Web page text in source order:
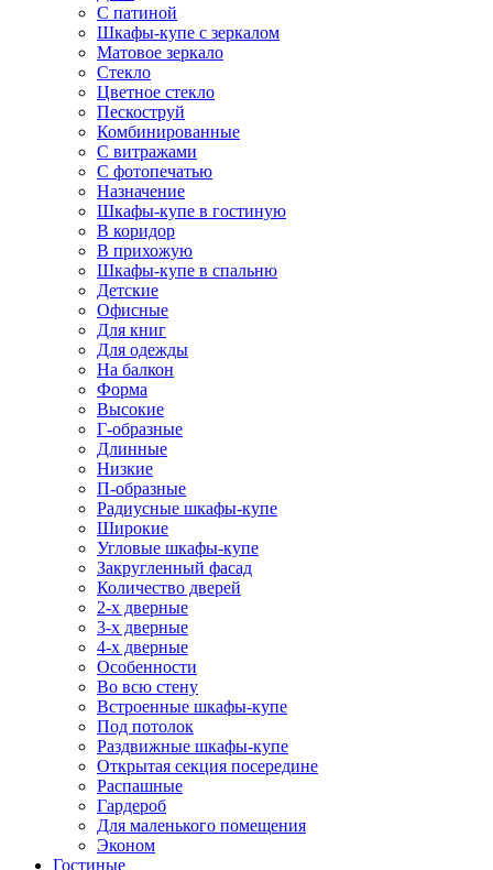
С патиной
Шкафы-купе с зеркалом
Матовое зеркало
Стекло
Цветное стекло
Пескоструй
Комбинированные
С витражами
С фотопечатью
Назначение
Шкафы-купе в гостиную
В коридор
В прихожую
Шкафы-купе в спальню
Детские
Офисные
Для книг
Для одежды
На балкон
Форма
Высокие
Г-образные
Длинные
Низкие
П-образные
Радиусные шкафы-купе
Широкие
Угловые шкафы-купе
Закругленный фасад
Количество дверей
2-х дверные
3-х дверные
4-х дверные
Особенности
Во всю стену
Встроенные шкафы-купе
Под потолок
Раздвижные шкафы-купе
Открытая секция посередине
Распашные
Гардероб
Для маленького помещения
Эконом
Гостиные